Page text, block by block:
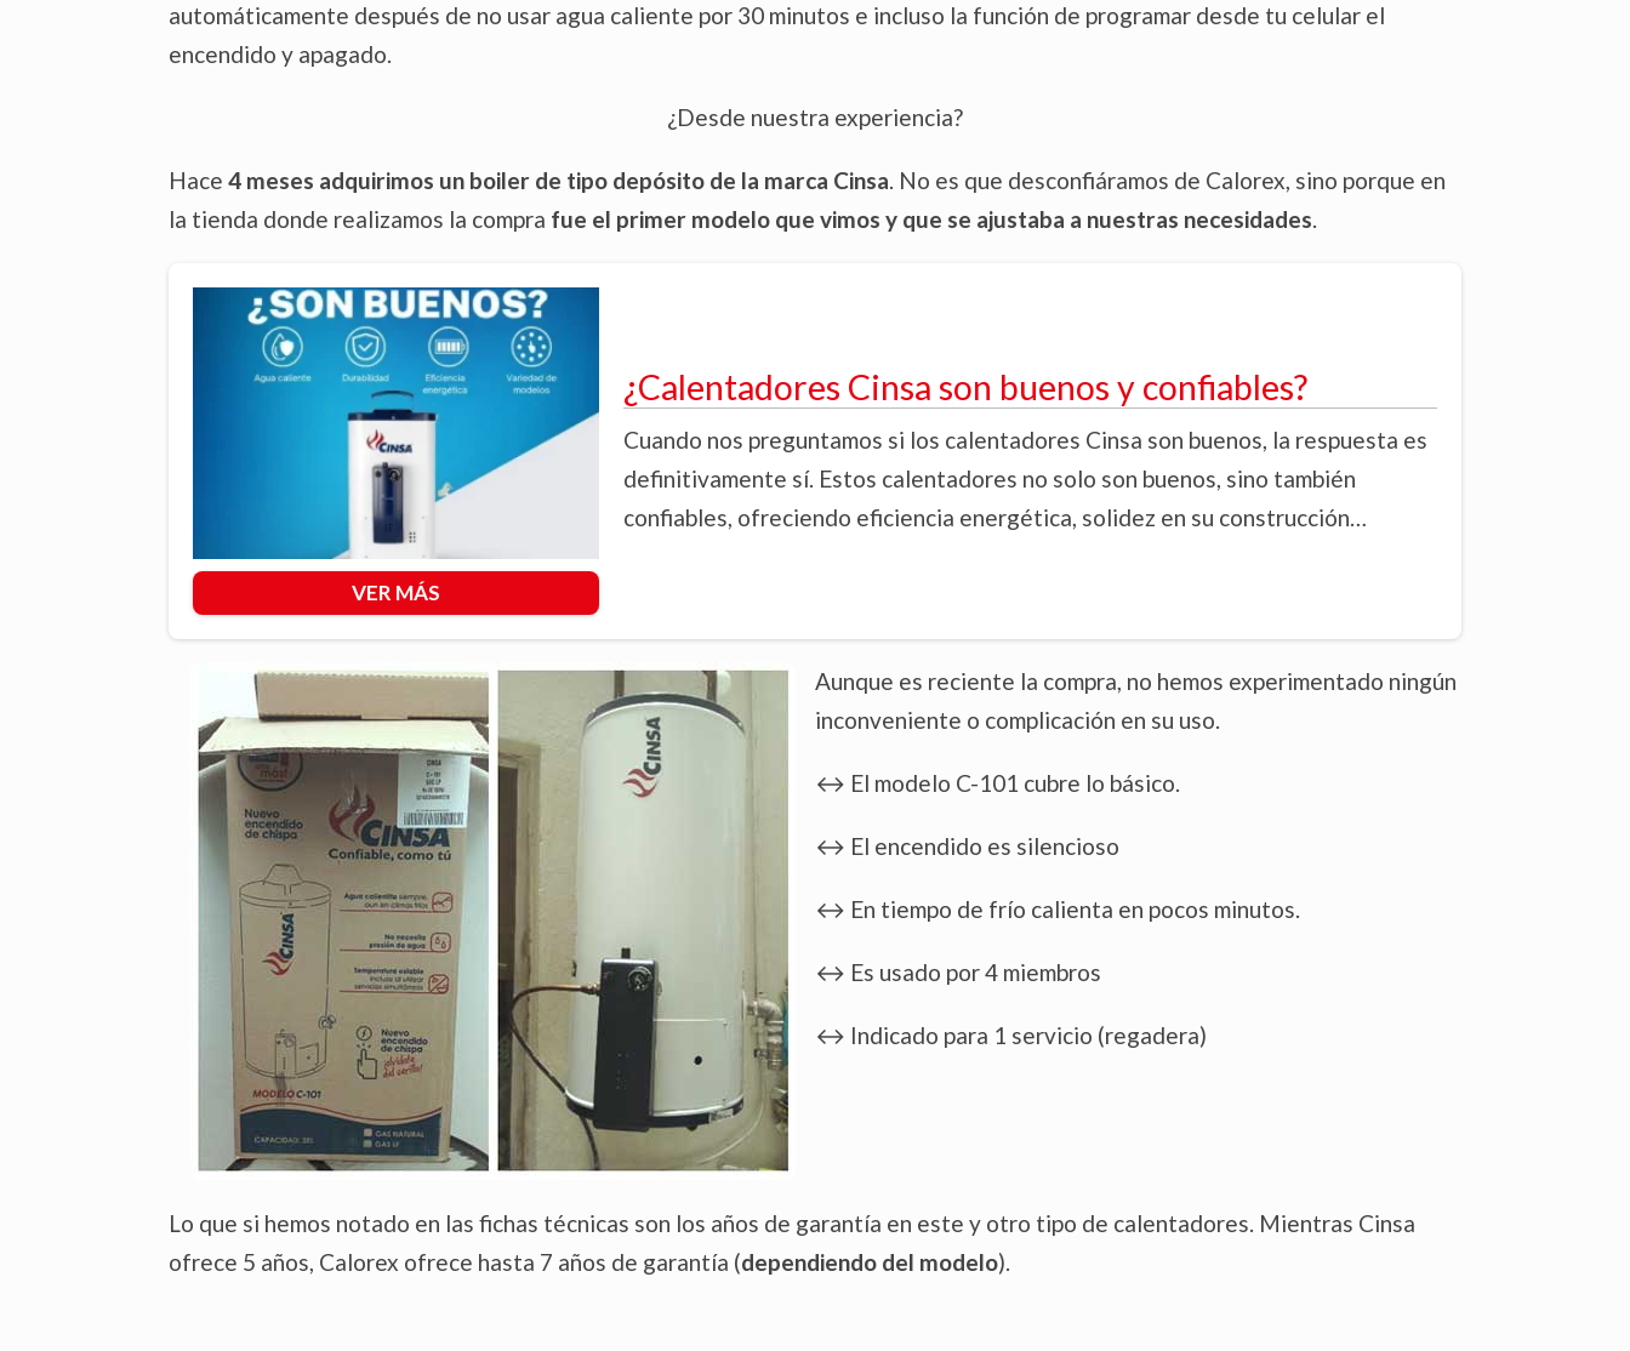
automáticamente después de no usar agua caliente por 30 minutos e incluso la función de programar desde tu celular el
encendido y apagado.
¿Desde nuestra experiencia?
Hace 4 meses adquirimos un boiler de tipo depósito de la marca Cinsa. No es que desconfiáramos de Calorex, sino porque en
la tienda donde realizamos la compra fue el primer modelo que vimos y que se ajustaba a nuestras necesidades.
VER MÁS
¿Calentadores Cinsa son buenos y confiables?
Cuando nos preguntamos si los calentadores Cinsa son buenos, la respuesta es
definitivamente sí. Estos calentadores no solo son buenos, sino también
confiables, ofreciendo eficiencia energética, solidez en su construcción…
Aunque es reciente la compra, no hemos experimentado ningún
inconveniente o complicación en su uso.
↔️ El modelo C-101 cubre lo básico.
↔️ El encendido es silencioso
↔️ En tiempo de frío calienta en pocos minutos.
↔️ Es usado por 4 miembros
↔️ Indicado para 1 servicio (regadera)
Lo que si hemos notado en las fichas técnicas son los años de garantía en este y otro tipo de calentadores. Mientras Cinsa
ofrece 5 años, Calorex ofrece hasta 7 años de garantía (dependiendo del modelo).